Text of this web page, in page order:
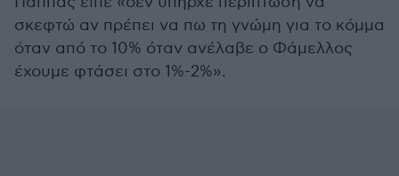
σκεφτώ αν πρέπει να πω τη γνώμη για το κόμμα
όταν από το 10% όταν ανέλαβε ο Φάμελλος
έχουμε φτάσει στο 1%-2%».